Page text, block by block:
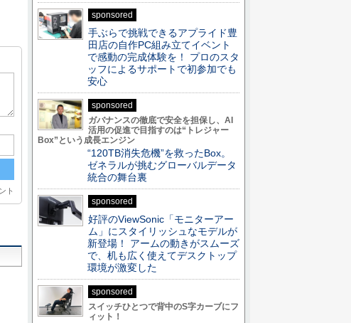
sponsored
手ぶらで挑戦できるアプライド豊
田店の自作PC組み立てイベント
で感動の完成体験を！ プロのスタ
ッフによるサポートで初参加でも
安心
sponsored
ガバナンスの徹底で安全を担保し、AI
活用の促進で目指すのは“トレジャー
Box”という成長エンジン
“120TB消失危機”を救ったBox。
ゼネラルが挑むグローバルデータ
統合の舞台裏
sponsored
好評のViewSonic「モニターアー
ム」にスタイリッシュなモデルが
新登場！ アームの動きがスムーズ
で、机も広く使えてデスクトップ
環境が激変した
sponsored
スイッチひとつで背中のS字カーブにフ
ィット！